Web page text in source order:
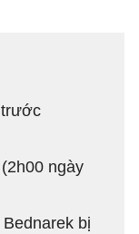
trước
ngày
bị